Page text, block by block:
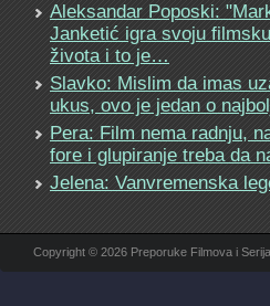
Aleksandar Poposki:
Janketić igra svoju
života i to je…
Slavko: Mislim da imas
ukus, ovo je jedan o
Pera: Film nema radnju,
fore i glupiranje treba da
Jelena: Vanvremenska
Copyright © 2026 Preporuke Filmova i